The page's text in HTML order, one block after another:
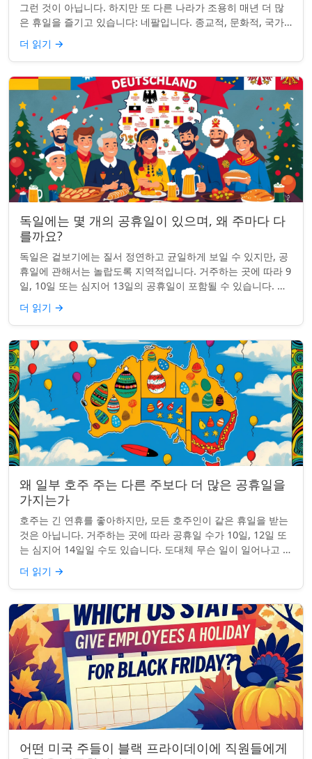
그런 것이 아닙니다. 하지만 또 다른 나라가 조용히 매년 더 많
은 휴일을 즐기고 있습니다: 네팔입니다. 종교적, 문화적, 국가
적 기념일이 혼합된 네팔은 현...
더 읽기 →
독일에는 몇 개의 공휴일이 있으며, 왜 주마다 다
를까요?
독일은 겉보기에는 질서 정연하고 균일하게 보일 수 있지만, 공
휴일에 관해서는 놀랍도록 지역적입니다. 거주하는 곳에 따라 9
일, 10일 또는 심지어 13일의 공휴일이 포함될 수 있습니다. 왜
그런 걸까요? 간단한 통찰...
더 읽기 →
왜 일부 호주 주는 다른 주보다 더 많은 공휴일을
가지는가
호주는 긴 연휴를 좋아하지만, 모든 호주인이 같은 휴일을 받는
것은 아닙니다. 거주하는 곳에 따라 공휴일 수가 10일, 12일 또
는 심지어 14일일 수도 있습니다. 도대체 무슨 일이 일어나고 있
는 걸까요? 왜 일부 ...
더 읽기 →
어떤 미국 주들이 블랙 프라이데이에 직원들에게